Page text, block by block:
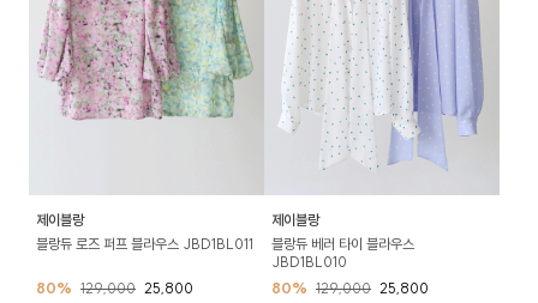
제이블랑
블랑듀 로즈 퍼프 블라우스 JBD1BL011
80% 129,000 25,800
제이블랑
블랑듀 베러 타이 블라우스
JBD1BL010
80% 129,000 25,800